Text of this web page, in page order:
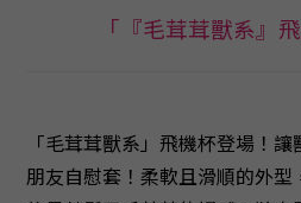
「『毛茸茸獸系』
「毛茸茸獸系」飛機杯登場！ 讓
朋友自慰套！ 柔軟且滑順的外型